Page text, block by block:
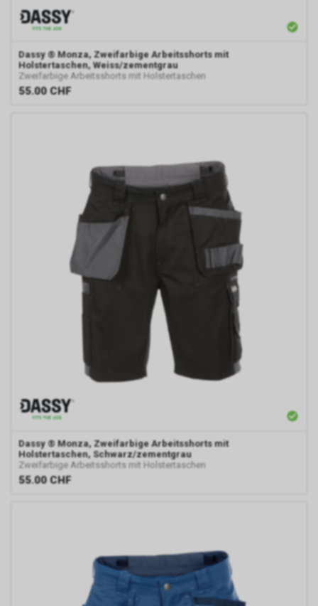
Dassy ® Monza, Zweifarbige Arbeitsshorts mit
Holstertaschen, Weiss/zementgrau
Zweifarbige Arbeitsshorts mit Holstertaschen
55.00 CHF
Dassy ® Monza, Zweifarbige Arbeitsshorts mit
Holstertaschen, Schwarz/zementgrau
Zweifarbige Arbeitsshorts mit Holstertaschen
55.00 CHF